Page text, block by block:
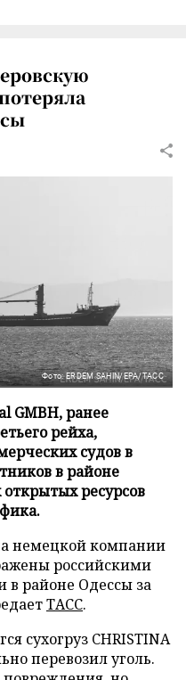
Фото: ERDEM SAHIN/EPA/ТАСС
GMBH, ранее
рейха,
судов в
в районе
ресурсов
немецкой компании
российскими
районе Одессы за
ТАСС.
сухогруз CHRISTINA
перевозил уголь.